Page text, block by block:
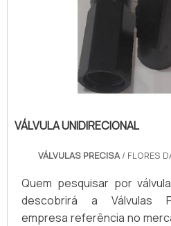
VÁLVULA UNIDIRECIONAL
VÁLVULAS PRECISA/ FLORES
Quem pesquisar por
descobrirá a Válvulas
empresa referência no